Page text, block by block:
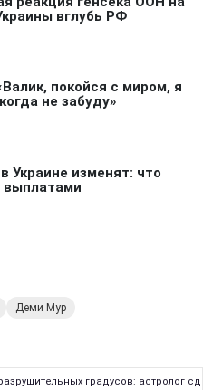
Деми Мур
градусов: астролог